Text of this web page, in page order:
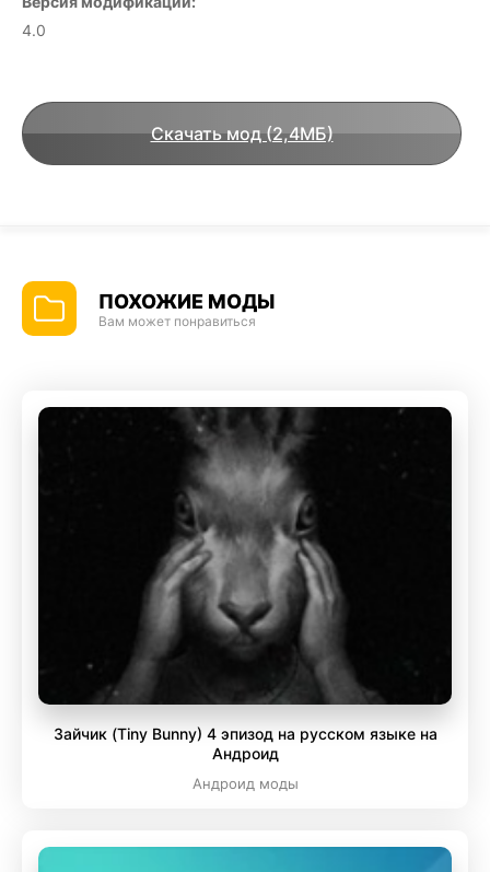
4.0
Скачать мод (2,4МБ)
ПОХОЖИЕ МОДЫ
Вам может понравиться
Зайчик (Tiny Bunny) 4 эпизод на русском языке на
Андроид
Андроид моды